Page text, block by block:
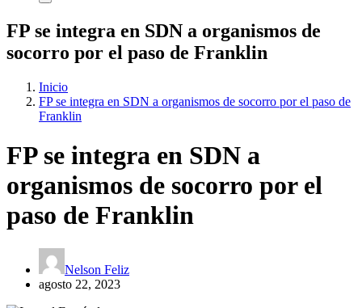
FP se integra en SDN a organismos de
socorro por el paso de Franklin
Inicio
FP se integra en SDN a organismos de socorro por el paso de
Franklin
FP se integra en SDN a
organismos de socorro por el
paso de Franklin
Nelson Feliz
agosto 22, 2023